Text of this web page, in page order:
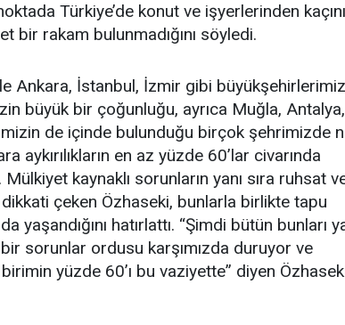
Türkiye’de konut ve işyerlerinden
bir rakam bulunmadığını söyledi.
Ankara, İstanbul, İzmir gibi büyükşehirlerimiz
büyük bir çoğunluğu, ayrıca Muğla, Antalya,
de içinde bulunduğu birçok şehrimizde
aykırılıkların en az yüzde 60’lar civarında
kaynaklı sorunların yanı sıra ruhsat
dikkati çeken Özhaseki, bunlarla birlikte tapu
hatırlattı. “Şimdi bütün bunları
sorunlar ordusu karşımızda duruyor ve
yüzde 60’ı bu vaziyette” diyen